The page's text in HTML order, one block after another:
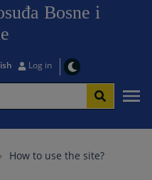
Bosne i
Log in
How to use the site?